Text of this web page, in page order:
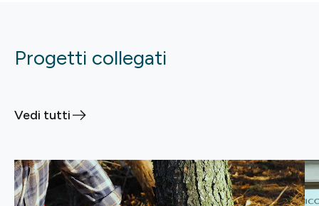
Progetti collegati
Vedi tutti